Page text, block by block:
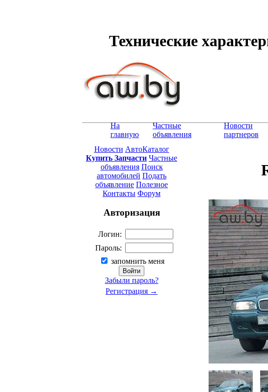
Технические
На
главную
Частные
объявления
Новости
партнеров
Новости АвтоКаталог
Купить Запчасти Частные
объявления Поиск
автомобилей Подать
объявление Полезное
Контакты Форум
Авторизация
Логин:
Пароль:
запомнить меня
Забыли пароль?
Регистрация →